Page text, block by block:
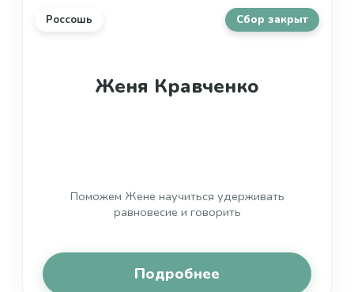
Россошь Сбор закрыт
Женя Кравченко
Поможем Жене научиться удерживать
равновесие и говорить
Подробнее